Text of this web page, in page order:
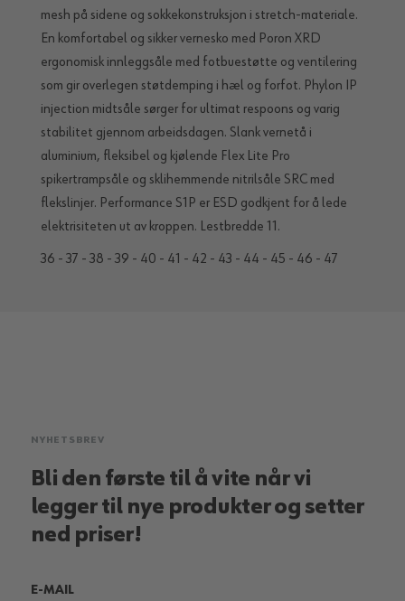
mesh på sidene og sokkekonstruksjon i stretch-materiale.
En komfortabel og sikker vernesko med Poron XRD
ergonomisk innleggsåle med fotbuestøtte og ventilering
som gir overlegen støtdemping i hæl og forfot. Phylon IP
injection midtsåle sørger for ultimat respoons og varig
stabilitet gjennom arbeidsdagen. Slank vernetå i
aluminium, fleksibel og kjølende Flex Lite Pro
spikertrampsåle og sklihemmende nitrilsåle SRC med
flekslinjer. Performance S1P er ESD godkjent for å lede
elektrisiteten ut av kroppen. Lestbredde 11.
36 - 37 - 38 - 39 - 40 - 41 - 42 - 43 - 44 - 45 - 46 - 47
NYHETSBREV
Bli den første til å vite når vi
legger til nye produkter og setter
ned priser!
E-MAIL